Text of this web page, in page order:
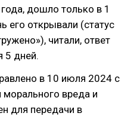
дошло только в 1
его открывали (статус
читали, ответ
5 дней.
в 10 июля 2024 с
вреда и
для передачи в